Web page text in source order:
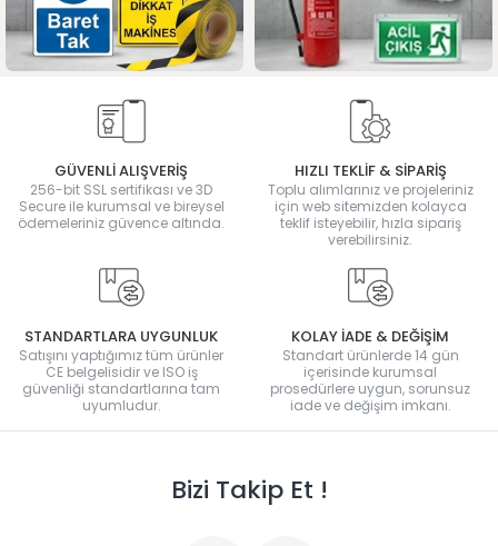
GÜVENLİ ALIŞVERİŞ
256-bit SSL sertifikası ve 3D
Secure ile kurumsal ve bireysel
ödemeleriniz güvence altında.
HIZLI TEKLİF & SİPARİŞ
Toplu alımlarınız ve projeleriniz
için web sitemizden kolayca
teklif isteyebilir, hızla sipariş
verebilirsiniz.
STANDARTLARA UYGUNLUK
Satışını yaptığımız tüm ürünler
CE belgelisidir ve ISO iş
güvenliği standartlarına tam
uyumludur.
KOLAY İADE & DEĞİŞİM
Standart ürünlerde 14 gün
içerisinde kurumsal
prosedürlere uygun, sorunsuz
iade ve değişim imkanı.
Bizi Takip Et !